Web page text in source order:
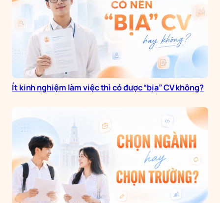
Ít kinh nghiệm làm việc thì có được “bịa” CV không?